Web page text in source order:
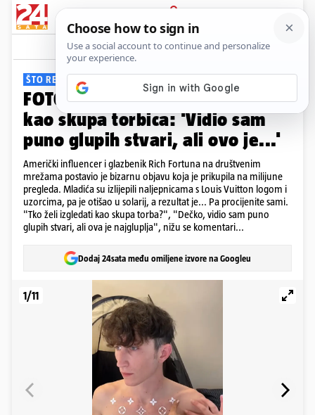
PRIJAVA
Galerija Komentari
ŠTO REĆI?
FOTO Mladić koji želi izgledati
kao skupa torbica: 'Vidio sam
puno glupih stvari, ali ovo je...'
Američki influencer i glazbenik Rich Fortuna na društvenim
mrežama postavio je bizarnu objavu koja je prikupila na milijune
pregleda. Mladića su izlijepili naljepnicama s Louis Vuitton logom i
uzorcima, pa je otišao u solarij, a rezultat je... Pa procijenite sami.
"Tko želi izgledati kao skupa torba?", "Dečko, vidio sam puno
glupih stvari, ali ova je najgluplja", nižu se komentari...
Dodaj 24sata među omiljene izvore na Googleu
1/11